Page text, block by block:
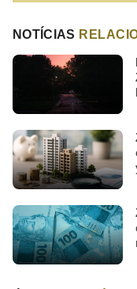
NOTÍCIAS